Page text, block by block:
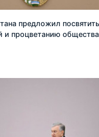
предложил
и процветанию общества